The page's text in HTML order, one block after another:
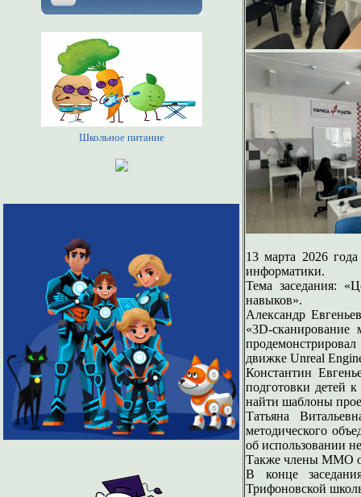
Школьное питание
13 марта 2026
информатики.
Тема заседания:
навыков».
Александр
«3D-
движке Unreal
Константин
подготовки детей
найти шаблоны
Татьяна
методического
об использовании
Также члены ММО
В конце
Трифоновской